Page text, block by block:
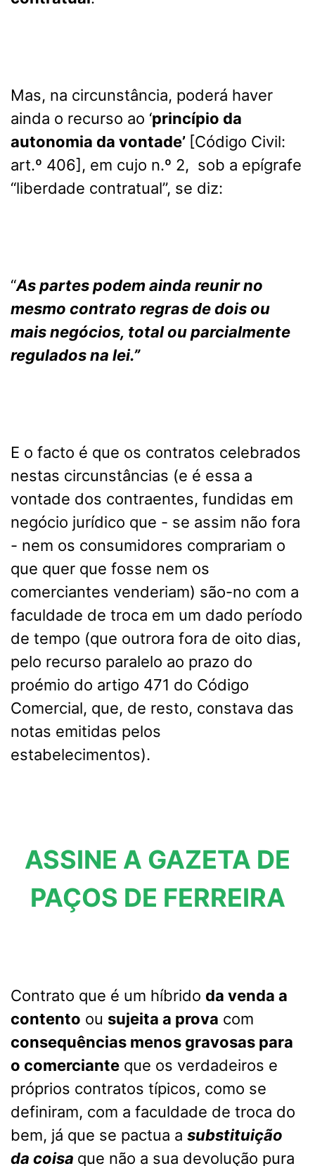
Mas, na circunstância, poderá haver
ainda o recurso ao ‘princípio da
autonomia da vontade’ [Código Civil:
art.º 406], em cujo n.º 2, sob a epígrafe
“liberdade contratual”, se diz:
“As partes podem ainda reunir no
mesmo contrato regras de dois ou
mais negócios, total ou parcialmente
regulados na lei.”
E o facto é que os contratos celebrados
nestas circunstâncias (e é essa a
vontade dos contraentes, fundidas em
negócio jurídico que - se assim não fora
- nem os consumidores comprariam o
que quer que fosse nem os
comerciantes venderiam) são-no com a
faculdade de troca em um dado período
de tempo (que outrora fora de oito dias,
pelo recurso paralelo ao prazo do
proémio do artigo 471 do Código
Comercial, que, de resto, constava das
notas emitidas pelos
estabelecimentos).
ASSINE A GAZETA DE
PAÇOS DE FERREIRA
Contrato que é um híbrido da venda a
contento ou sujeita a prova com
consequências menos gravosas para
o comerciante que os verdadeiros e
próprios contratos típicos, como se
definiram, com a faculdade de troca do
bem, já que se pactua a substituição
da coisa que não a sua devolução pura